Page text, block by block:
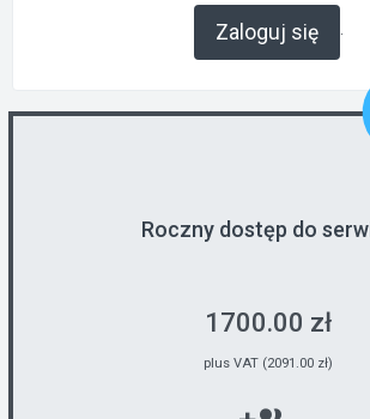
Zaloguj się .
Roczny dostęp do
1700.00 zł
plus VAT (2091.00 zł)